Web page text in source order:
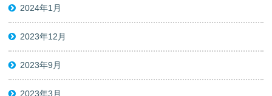
2024年1月
2023年12月
2023年9月
2023年3月